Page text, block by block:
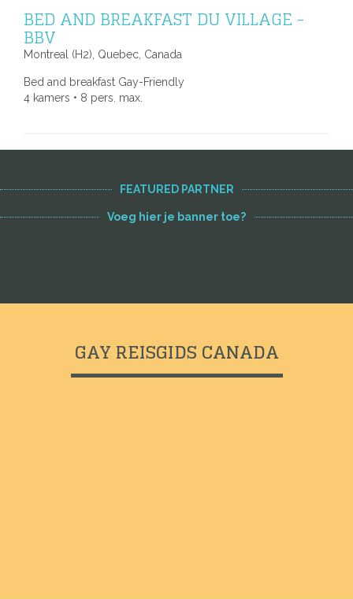
BED AND BREAKFAST DU VILLAGE -
BBV
Montreal (H2), Quebec, Canada
Bed and breakfast Gay-Friendly
4 kamers • 8 pers. max.
FEATURED PARTNER
Voeg hier je banner toe?
GAY REISGIDS CANADA